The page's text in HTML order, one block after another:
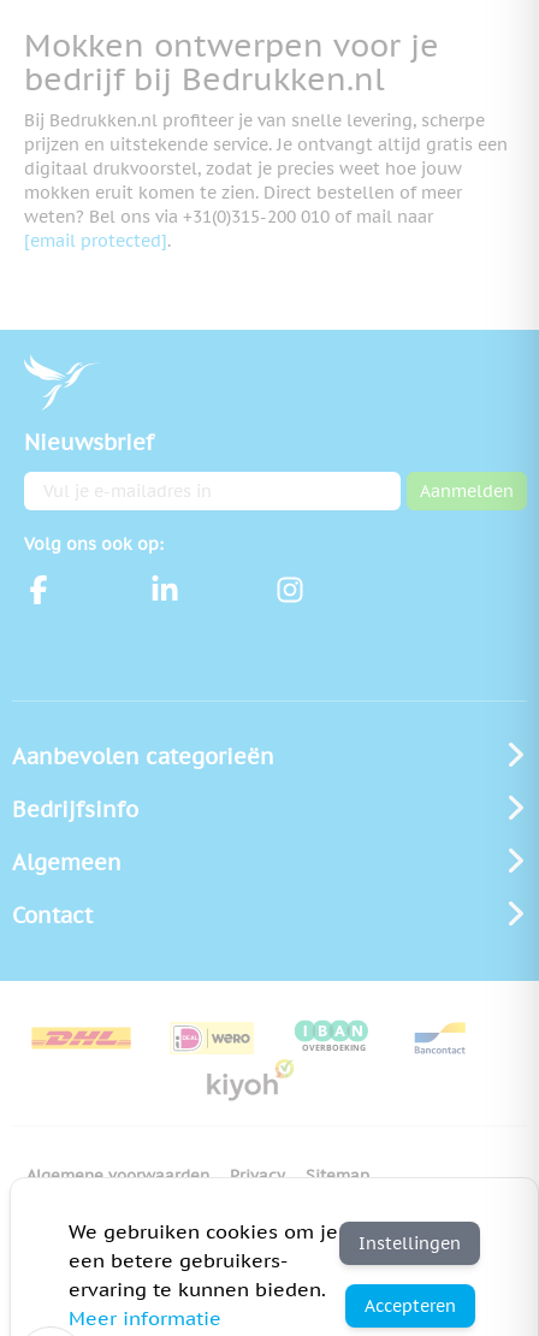
Mokken ontwerpen voor je
bedrijf bij Bedrukken.nl
Bij Bedrukken.nl profiteer je van snelle levering, scherpe
prijzen en uitstekende service. Je ontvangt altijd gratis een
digitaal drukvoorstel, zodat je precies weet hoe jouw
mokken eruit komen te zien. Direct bestellen of meer
weten? Bel ons via +31(0)315-200 010 of mail naar
[email protected].
Nieuwsbrief
E-mailadres Aanmelden
Volg ons ook op:
Aanbevolen categorieën
Bedrijfsinfo
Algemeen
Contact
Algemene voorwaarden Privacy Sitemap
Copyright Bedrukken.nl Pas cookie instellingen aan
We gebruiken cookies om je
een betere gebruikers-
ervaring te kunnen bieden.
Meer informatie
Instellingen
Accepteren